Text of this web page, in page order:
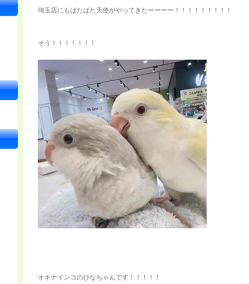
埼玉店にもぱたぱた天使がやってきたーーーー！！！！！！！！！
そう！！！！！！！
オキナインコのひなちゃんです！！！！！